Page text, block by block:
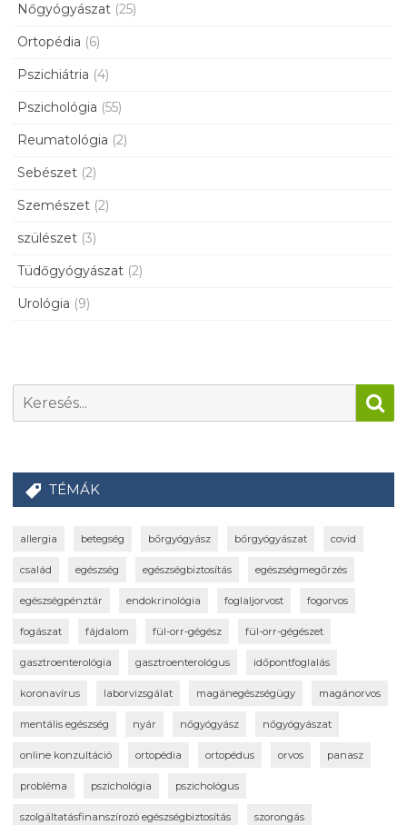
Nőgyógyászat (25)
Ortopédia (6)
Pszichiátria (4)
Pszichológia (55)
Reumatológia (2)
Sebészet (2)
Szemészet (2)
szülészet (3)
Tüdőgyógyászat (2)
Urológia (9)
TÉMÁK
allergia betegség bőrgyógyász bőrgyógyászat covid
család egészség egészségbiztosítás egészségmegőrzés
egészségpénztár endokrinológia foglaljorvost fogorvos
fogászat fájdalom fül-orr-gégész fül-orr-gégészet
gasztroenterológia gasztroenterológus időpontfoglalás
koronavírus laborvizsgálat magánegészségügy magánorvos
mentális egészség nyár nőgyógyász nőgyógyászat
online konzultáció ortopédia ortopédus orvos panasz
probléma pszichológia pszichológus
szolgáltatásfinanszírozó egészségbiztosítás szorongás